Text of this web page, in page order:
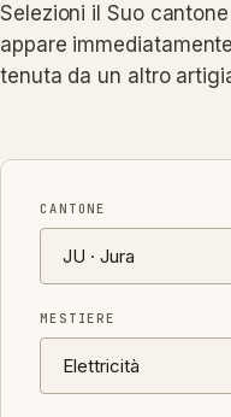
Selezioni il Suo
appare
tenuta da un altro
CANTONE
MESTIERE